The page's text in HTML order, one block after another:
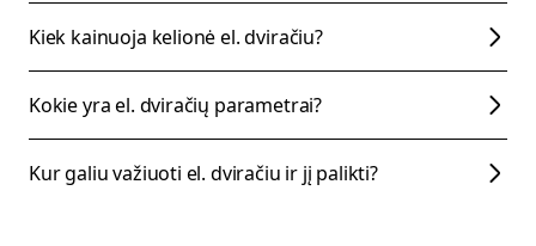
Kiek kainuoja kelionė el. dviračiu?
Kokie yra el. dviračių parametrai?
Kur galiu važiuoti el. dviračiu ir jį palikti?